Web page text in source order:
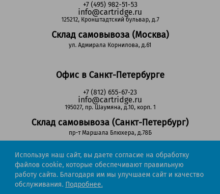
+7 (495) 982-51-53
info@cartridge.ru
125212, Кронштадтский бульвар, д.7
Склад самовывоза (Москва)
ул. Адмирала Корнилова, д.61
Офис в Санкт-Петербурге
+7 (812) 655-67-23
info@cartridge.ru
195027, пр. Шаумяна, д.10, корп. 1
Склад самовывоза (Санкт-Петербург)
пр-т Маршала Блюхера, д.78Б
Регионы РФ
8-800-302-51-53
(звонок бесплатный)
Используя наш сайт, вы даете согласие на обработку
файлов cookie, которые обеспечивают правильную
работу сайта. Благодаря им мы улучшаем сайт и качество
обслуживания. Подробнее.